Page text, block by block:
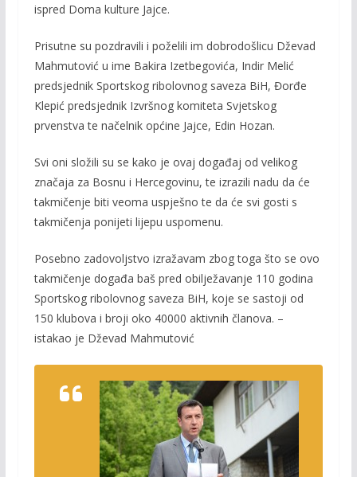
ispred Doma kulture Jajce.
Prisutne su pozdravili i poželili im dobrodošlicu Dževad
Mahmutović u ime Bakira Izetbegovića, Indir Melić
predsjednik Sportskog ribolovnog saveza BiH, Đorđe
Klepić predsjednik Izvršnog komiteta Svjetskog
prvenstva te načelnik općine Jajce, Edin Hozan.
Svi oni složili su se kako je ovaj događaj od velikog
značaja za Bosnu i Hercegovinu, te izrazili nadu da će
takmičenje biti veoma uspješno te da će svi gosti s
takmičenja ponijeti lijepu uspomenu.
Posebno zadovoljstvo izražavam zbog toga što se ovo
takmičenje događa baš pred obilježavanje 110 godina
Sportskog ribolovnog saveza BiH, koje se sastoji od
150 klubova i broji oko 40000 aktivnih članova. –
istakao je Dževad Mahmutović